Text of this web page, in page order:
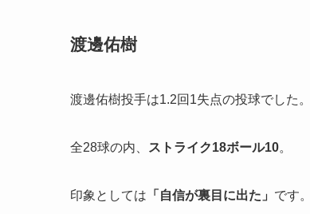
渡邊佑樹
渡邊佑樹投手は1.2回1失点の投球でした。
全28球の内、 ストライク18ボール10。
印象としては 「 自信が裏目に出た」 です。